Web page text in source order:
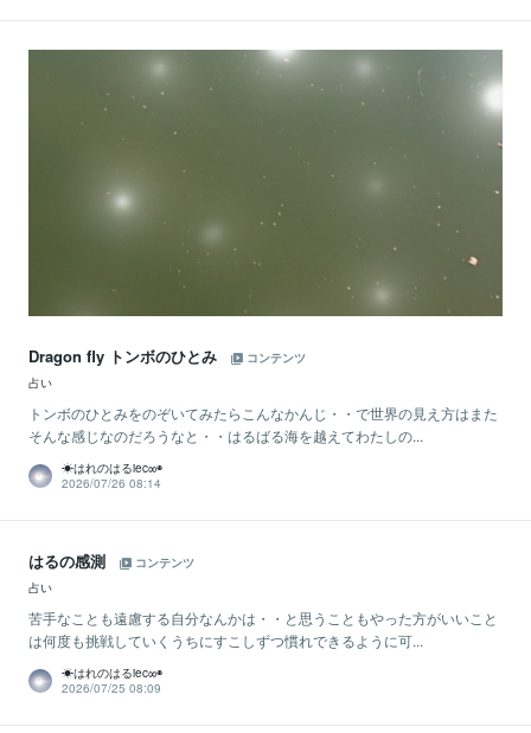
Dragon fly トンボのひとみ
コンテンツ
占い
トンボのひとみをのぞいてみたらこんなかんじ・・で世界の見え方はまた
そんな感じなのだろうなと・・はるばる海を越えてわたしの...
☀はれのはるiec∞◉
2026/07/26 08:14
はるの感測
コンテンツ
占い
苦手なことも遠慮する自分なんかは・・と思うこともやった方がいいこと
は何度も挑戦していくうちにすこしずつ慣れできるように可...
☀はれのはるiec∞◉
2026/07/25 08:09